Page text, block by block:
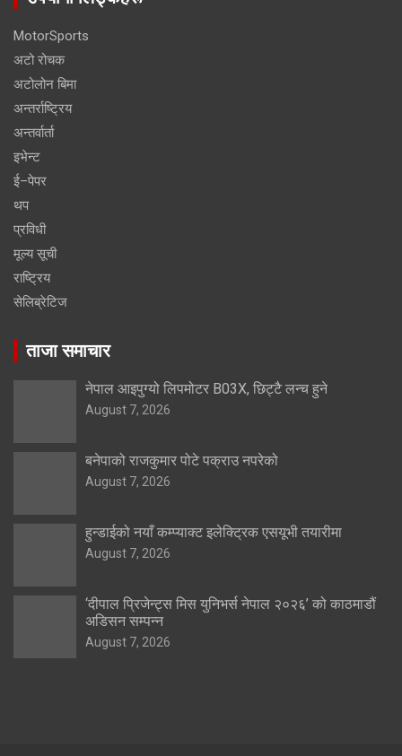
MotorSports
अटो रोचक
अटोलोन बिमा
अन्तर्राष्ट्रिय
अन्तर्वार्ता
इभेन्ट
ई–पेपर
थप
प्रविधी
मूल्य सूची
राष्ट्रिय
सेलिब्रेटिज
ताजा समाचार
नेपाल आइपुग्यो लिपमोटर B03X, छिट्टै लन्च हुने
August 7, 2026
बनेपाको राजकुमार पोटे पक्राउ नपरेको
August 7, 2026
हुन्डाईको नयाँ कम्प्याक्ट इलेक्ट्रिक एसयूभी तयारीमा
August 7, 2026
‘दीपाल प्रिजेन्ट्स मिस युनिभर्स नेपाल २०२६’ को काठमाडौं
अडिसन सम्पन्न
August 7, 2026